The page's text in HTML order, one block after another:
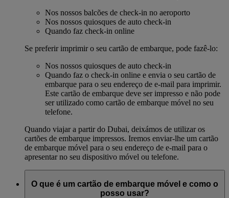
Nos nossos balcões de check-in no aeroporto
Nos nossos quiosques de auto check-in
Quando faz check-in online
Se preferir imprimir o seu cartão de embarque, pode fazê-lo:
Nos nossos quiosques de auto check-in
Quando faz o check-in online e envia o seu cartão de
embarque para o seu endereço de e-mail para imprimir.
Este cartão de embarque deve ser impresso e não pode
ser utilizado como cartão de embarque móvel no seu
telefone.
Quando viajar a partir do Dubai, deixámos de utilizar os
cartões de embarque impressos. Iremos enviar-lhe um cartão
de embarque móvel para o seu endereço de e-mail para o
apresentar no seu dispositivo móvel ou telefone.
O que é um cartão de embarque móvel e como o
posso usar?